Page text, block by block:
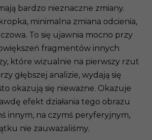
bardzo nieznaczne zmiany.
minimalna zmiana odcienia,
To się ujawnia mocno przy
fragmentów innych
które wizualnie na pierwszy rzut
głębszej analizie, wydają się
okazują się nieważne. Okazuje
efekt działania tego obrazu
innym, na czymś peryferyjnym,
nie zauważaliśmy.